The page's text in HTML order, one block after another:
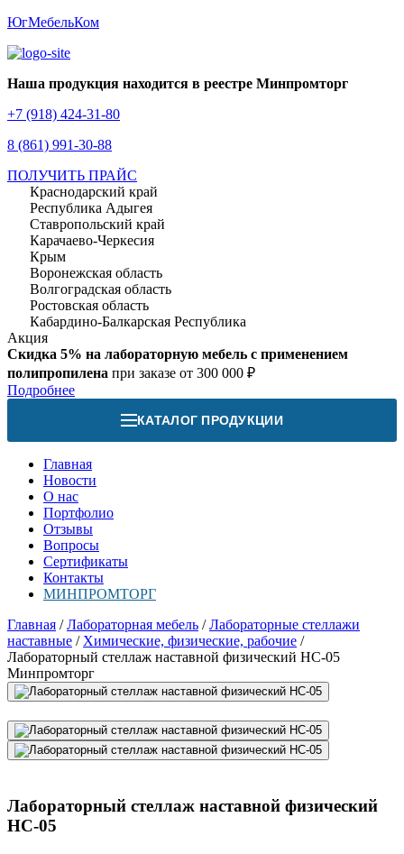
ЮгМебельКом
Наша продукция находится в реестре Минпромторг
+7 (918) 424-31-80
8 (861) 991-30-88
ПОЛУЧИТЬ ПРАЙС
Краснодарский край
Республика Адыгея
Ставропольский край
Карачаево-Черкесия
Крым
Воронежская область
Волгоградская область
Ростовская область
Кабардино-Балкарская Республика
Акция
Скидка 5% на лабораторную мебель с применением
полипропилена при заказе от 300 000 ₽
Подробнее
КАТАЛОГ ПРОДУКЦИИ
Главная
Новости
О нас
Портфолио
Отзывы
Вопросы
Сертификаты
Контакты
МИНПРОМТОРГ
Главная / Лабораторная мебель / Лабораторные стеллажи
наставные / Химические, физические, рабочие /
Лабораторный стеллаж наставной физический НС-05
Минпромторг
Лабораторный стеллаж наставной физический
НС-05